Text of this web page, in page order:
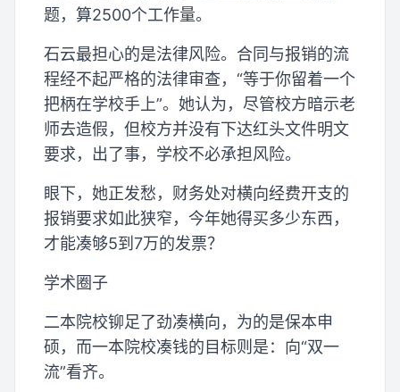
题，算2500个工作量。
石云最担心的是法律风险。合同与报销的流
程经不起严格的法律审查，“等于你留着一个
把柄在学校手上”。她认为，尽管校方暗示老
师去造假，但校方并没有下达红头文件明文
要求，出了事，学校不必承担风险。
眼下，她正发愁，财务处对横向经费开支的
报销要求如此狭窄，今年她得买多少东西，
才能凑够5到7万的发票？
学术圈子
二本院校铆足了劲凑横向，为的是保本申
硕，而一本院校凑钱的目标则是：向“双一
流”看齐。